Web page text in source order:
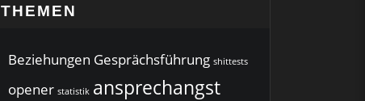
THEMEN
Beziehungen Gesprächsführung shittests
opener statistik ansprechangst